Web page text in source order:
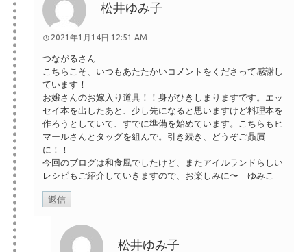
松井ゆみ子
2021年1月14日 12:51 AM
つながるさん
こちらこそ、いつもあたたかいコメントをくださって感謝し
ています！
お嬢さんのお嫁入り道具！！身がひきしまりますです。エッ
セイ本を出したあと、少し先になると思いますけど料理本を
作ろうとしていて、すでに準備を始めています。こちらもヒ
マールさんとタッグを組んで。引き続き、どうぞご贔屓
に！！
今回のブログは和食風でしたけど、またアイルランドらしい
レシピもご紹介していきますので、お楽しみに〜 ゆみこ
返信
松井ゆみ子